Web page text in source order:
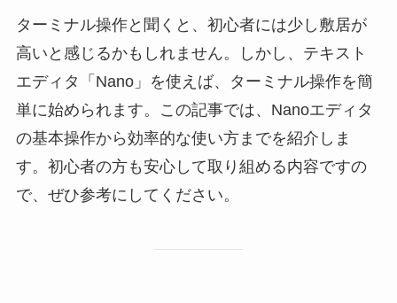
ターミナル操作と聞くと、初心者には少し敷居が
高いと感じるかもしれません。しかし、テキスト
エディタ「Nano」を使えば、ターミナル操作を簡
単に始められます。この記事では、Nanoエディタ
の基本操作から効率的な使い方までを紹介しま
す。初心者の方も安心して取り組める内容ですの
で、ぜひ参考にしてください。